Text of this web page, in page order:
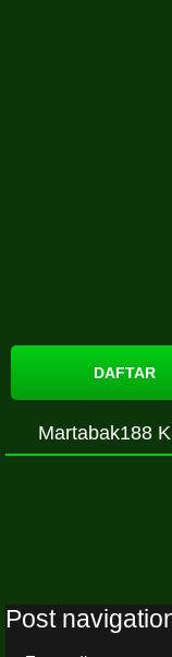
DAFTAR
Martabak188
Post